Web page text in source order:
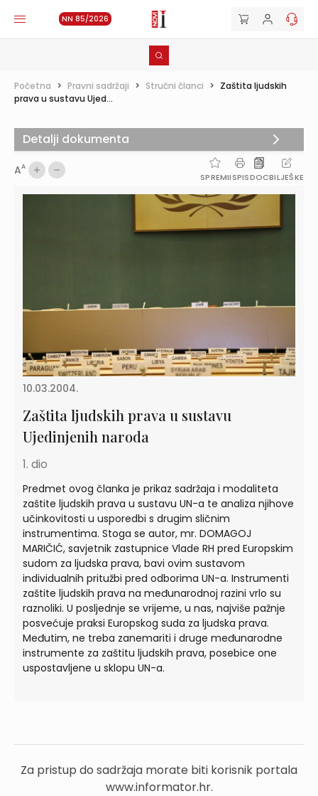
NN 85/2026
Početna > Pravni sadržaji > Stručni članci > Zaštita ljudskih
prava u sustavu Ujed...
AA
SPREMIISPISDOCBILJEŠKE
10.03.2004.
Zaštita ljudskih prava u sustavu
Ujedinjenih naroda
1. dio
Predmet ovog članka je prikaz sadržaja i modaliteta
zaštite ljudskih prava u sustavu UN-a te analiza njihove
učinkovitosti u usporedbi s drugim sličnim
instrumentima. Stoga se autor, mr. DOMAGOJ
MARIČIĆ, savjetnik zastupnice Vlade RH pred Europskim
sudom za ljudska prava, bavi ovim sustavom
individualnih pritužbi pred odborima UN-a. Instrumenti
zaštite ljudskih prava na međunarodnoj razini vrlo su
raznoliki. U posljednje se vrijeme, u nas, najviše pažnje
posvećuje praksi Europskog suda za ljudska prava.
Međutim, ne treba zanemariti i druge međunarodne
instrumente za zaštitu ljudskih prava, posebice one
uspostavljene u sklopu UN-a.
Za pristup do sadržaja morate biti korisnik portala
www.informator.hr.
Detalji dokumenta